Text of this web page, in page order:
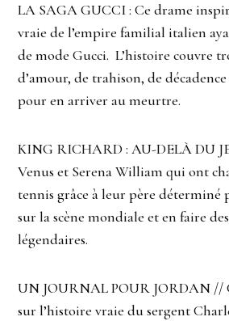
LA SAGA GUCCI : Ce drame
vraie de l’empire familial italien
de mode Gucci. L’histoire couvre
d’amour, de trahison, de
pour en arriver au meurtre.
KING RICHARD : AU-DELÀ DU
Venus et Serena William qui ont
tennis grâce à leur père déterminé
sur la scène mondiale et en faire
légendaires.
UN JOURNAL POUR JORDAN //
sur l’histoire vraie du sergent